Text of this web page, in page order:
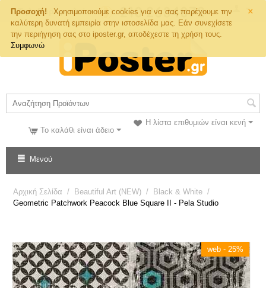
×
Προσοχή!
Χρησιμοποιούμε cookies για να σας παρέχουμε την
καλύτερη δυνατή εμπειρία στην ιστοσελίδα μας. Εάν συνεχίσετε
την περιήγηση σας στο iposter.gr, αποδέχεστε τη χρήση τους.
Συμφωνώ
Τηλ. Παραγγελιών
Η λίστα επιθυμιών είναι κενή
Το καλάθι είναι άδειο
Μενού
Αρχική Σελίδα / Beautiful Art (NEW) / Black & White /
Geometric Patchwork Peacock Blue Square II - Pela Studio
web - 25%